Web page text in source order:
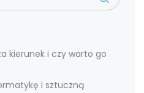
kierunek i czy warto go
i sztuczną